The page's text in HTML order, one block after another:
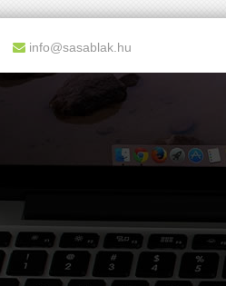
info@sasablak.hu